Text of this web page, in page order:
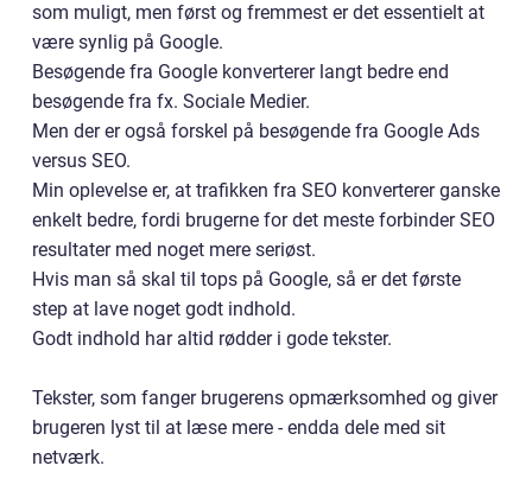
som muligt, men først og fremmest er det essentielt at
være synlig på Google.
Besøgende fra Google konverterer langt bedre end
besøgende fra fx. Sociale Medier.
Men der er også forskel på besøgende fra Google Ads
versus SEO.
Min oplevelse er, at trafikken fra SEO konverterer ganske
enkelt bedre, fordi brugerne for det meste forbinder SEO
resultater med noget mere seriøst.
Hvis man så skal til tops på Google, så er det første
step at lave noget godt indhold.
Godt indhold har altid rødder i gode tekster.
Tekster, som fanger brugerens opmærksomhed og giver
brugeren lyst til at læse mere - endda dele med sit
netværk.